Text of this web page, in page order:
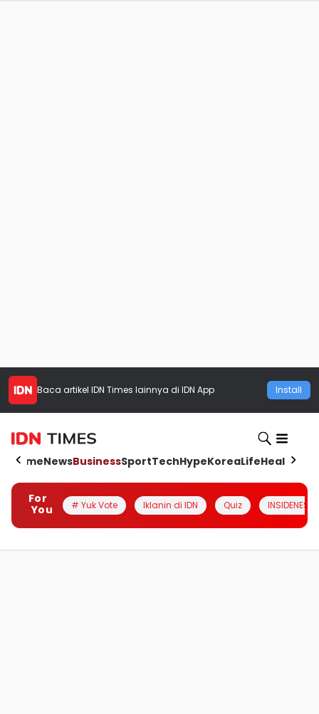
Baca artikel IDN Times lainnya di IDN App Install
HomeNewsBusinessSportTechHypeKoreaLifeHealth
For
You
# Yuk Vote Iklanin di IDN Quiz INSIDENESIA